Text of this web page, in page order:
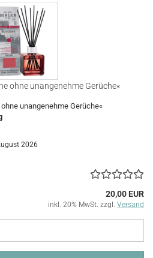
ohne unangenehme Gerüche«
unangenehme Gerüche«
2026
20,00 EUR
inkl. 20% MwSt. zzgl. Versand